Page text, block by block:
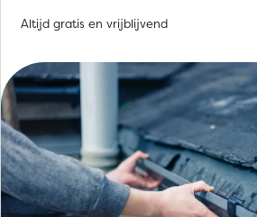
Altijd gratis en vrijblijvend